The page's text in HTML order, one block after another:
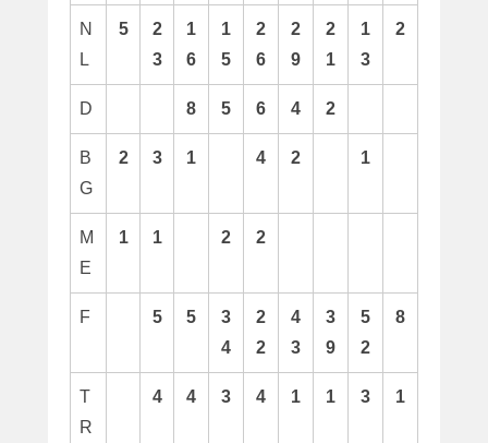
N
L
5
2
3
1
6
1
5
2
6
2
9
2
1
1
3
2
D 8 5 6 4 2
B
G
2 3 1 4 2 1
M
E
1 1 2 2
F 5 5
3
4
2
2
4
3
3
9
5
2
8
T
R
4 4 3 4 1 1 3 1